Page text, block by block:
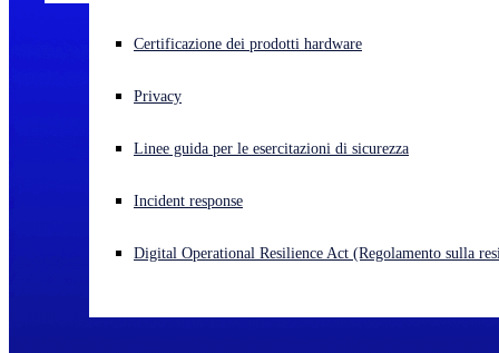
Cyberattacco in corso? Ottieni assistenza immediata
Open language switcher
Certificazione dei prodotti hardware
Privacy
Linee guida per le esercitazioni di sicurezza
Incident response
Digital Operational Resilience Act (Regolamento sulla